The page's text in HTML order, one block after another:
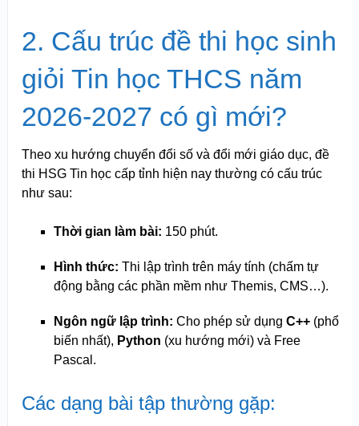
2. Cấu trúc đề thi học sinh
giỏi Tin học THCS năm
2026-2027 có gì mới?
Theo xu hướng chuyển đổi số và đổi mới giáo dục, đề
thi HSG Tin học cấp tỉnh hiện nay thường có cấu trúc
như sau:
Thời gian làm bài: 150 phút.
Hình thức: Thi lập trình trên máy tính (chấm tự
động bằng các phần mềm như Themis, CMS…).
Ngôn ngữ lập trình: Cho phép sử dụng C++(phổ
biến nhất), Python (xu hướng mới) và Free
Pascal.
Các dạng bài tập thường gặp: